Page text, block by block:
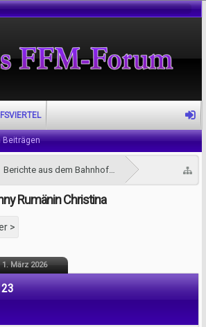
Berichte aus dem Bahnhofsviertel
Rumänin Christina
>
1. März 2026
Beiträgen